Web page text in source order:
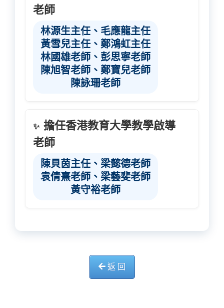
老師
林源生主任、毛應龍主任
黃雪兒主任、鄭鴻虹主任
林國雄老師、彭思寧老師
陳旭智老師、鄭寶兒老師
陳詠珊老師
✨ 擔任香港教育大學教學啟導
老師
陳貝茵主任、梁懿德老師
袁倩熹老師、梁藝斐老師
黃守裕老師
返 回